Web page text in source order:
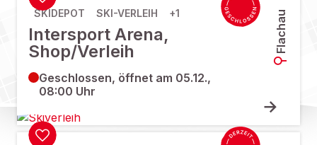
SKIDEPOT SKI-VERLEIH +1
Intersport Arena,
Shop/Verleih
Flachau
Geschlossen, öffnet am 05.12.,
08:00 Uhr